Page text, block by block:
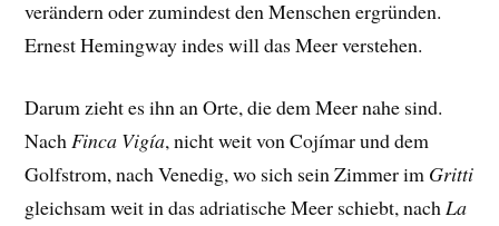
verändern oder zumindest den Menschen ergründen.
Ernest Hemingway indes will das Meer verstehen.
Darum zieht es ihn an Orte, die dem Meer nahe sind.
NachFinca Vigía, nicht weit von Cojímar und dem
Golfstrom, nach Venedig, wo sich sein Zimmer im Gritti
gleichsam weit in das adriatische Meer schiebt, nachLa